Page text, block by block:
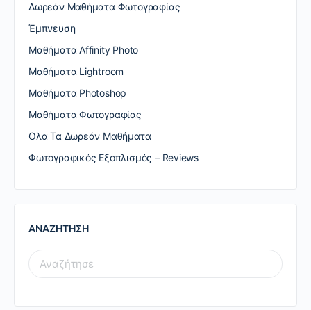
Δωρεάν Μαθήματα Φωτογραφίας
Έμπνευση
Μαθήματα Affinity Photo
Μαθήματα Lightroom
Μαθήματα Photoshop
Μαθήματα Φωτογραφίας
Ολα Τα Δωρεάν Μαθήματα
Φωτογραφικός Εξοπλισμός – Reviews
ΑΝΑΖΗΤΗΣΗ
SEARCH
FOR: